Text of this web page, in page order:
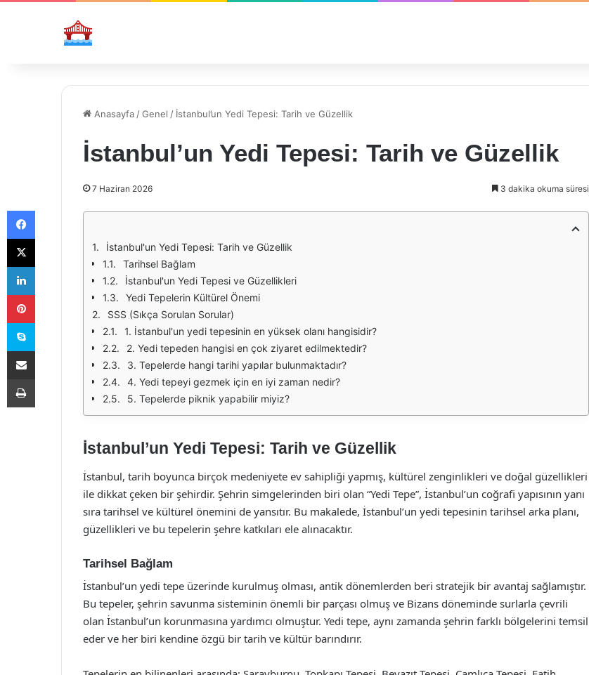
Anasayfa /Genel / İstanbul’un Yedi Tepesi: Tarih ve Güzellik
İstanbul’un Yedi Tepesi: Tarih ve Güzellik
7 Haziran 2026 3 dakika okuma süresi
İstanbul'un Yedi Tepesi: Tarih ve Güzellik
Tarihsel Bağlam
İstanbul'un Yedi Tepesi ve Güzellikleri
Yedi Tepelerin Kültürel Önemi
SSS (Sıkça Sorulan Sorular)
1. İstanbul'un yedi tepesinin en yüksek olanı hangisidir?
2. Yedi tepeden hangisi en çok ziyaret edilmektedir?
3. Tepelerde hangi tarihi yapılar bulunmaktadır?
4. Yedi tepeyi gezmek için en iyi zaman nedir?
5. Tepelerde piknik yapabilir miyiz?
İstanbul’un Yedi Tepesi: Tarih ve Güzellik
İstanbul, tarih boyunca birçok medeniyete ev sahipliği yapmış, kültürel zenginlikleri ve doğal güzellikleri
ile dikkat çeken bir şehirdir. Şehrin simgelerinden biri olan “Yedi Tepe”, İstanbul’un coğrafi yapısının yanı
sıra tarihsel ve kültürel önemini de yansıtır. Bu makalede, İstanbul’un yedi tepesinin tarihsel arka planı,
güzellikleri ve bu tepelerin şehre katkıları ele alınacaktır.
Tarihsel Bağlam
İstanbul’un yedi tepe üzerinde kurulmuş olması, antik dönemlerden beri stratejik bir avantaj sağlamıştır.
Bu tepeler, şehrin savunma sisteminin önemli bir parçası olmuş ve Bizans döneminde surlarla çevrili
olan İstanbul’un korunmasına yardımcı olmuştur. Yedi tepe, aynı zamanda şehrin farklı bölgelerini temsil
eder ve her biri kendine özgü bir tarih ve kültür barındırır.
Facebook
X
LinkedIn
Pinterest
Skype
E-Posta ile paylaş